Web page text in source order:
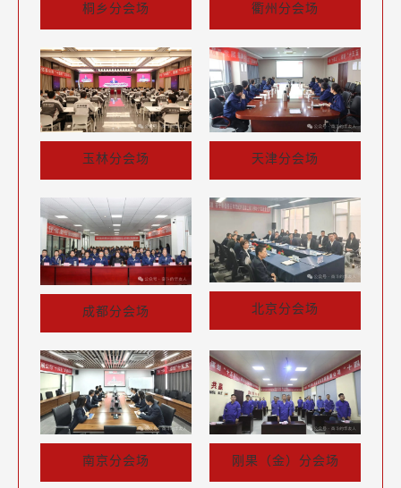
桐乡分会场 衢州分会场
玉林分会场 天津分会场
成都分会场 北京分会场
南京分会场 刚果（金）分会场